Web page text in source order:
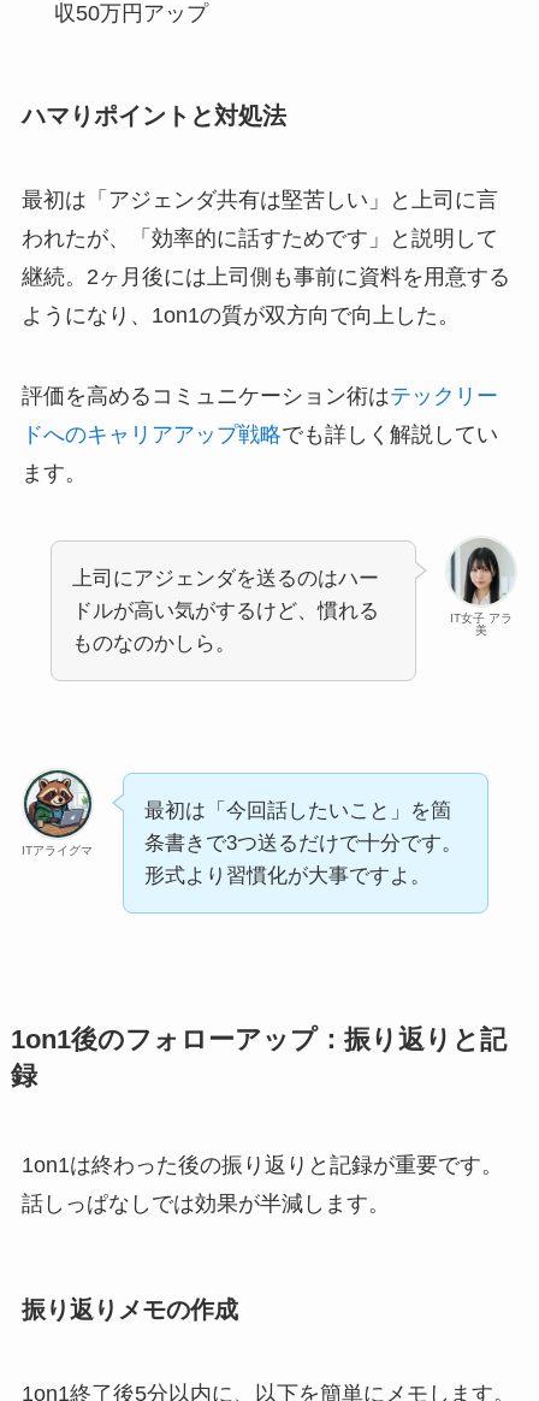
収50万円アップ
ハマりポイントと対処法
最初は「アジェンダ共有は堅苦しい」と上司に言
われたが、「効率的に話すためです」と説明して
継続。2ヶ月後には上司側も事前に資料を用意する
ようになり、1on1の質が双方向で向上した。
評価を高めるコミュニケーション術はテックリー
ドへのキャリアアップ戦略でも詳しく解説してい
ます。
IT女子 アラ
美
上司にアジェンダを送るのはハー
ドルが高い気がするけど、慣れる
ものなのかしら。
ITアライグマ
最初は「今回話したいこと」を箇
条書きで3つ送るだけで十分です。
形式より習慣化が大事ですよ。
1on1後のフォローアップ：振り返りと記
録
1on1は終わった後の振り返りと記録が重要です。
話しっぱなしでは効果が半減します。
振り返りメモの作成
1on1終了後5分以内に、以下を簡単にメモします。